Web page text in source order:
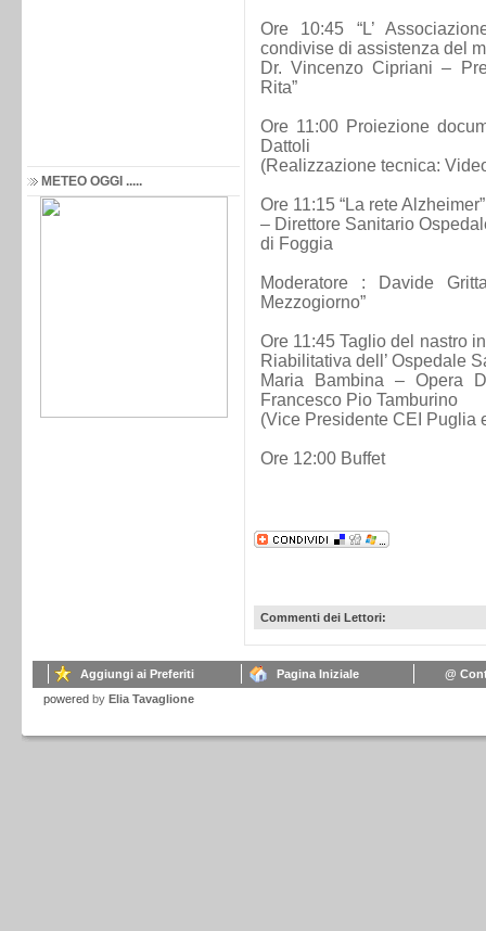
METEO OGGI .....
Ore 10:45 “L’
condivise di assistenza del
Dr. Vincenzo Cipriani –
Rita”
Ore 11:00 Proiezione
Dattoli
(Realizzazione tecnica:
Ore 11:15 “La rete
– Direttore Sanitario
di Foggia
Moderatore : Davide
Mezzogiorno”
Ore 11:45 Taglio del nastro
Riabilitativa dell’ Ospedale
Maria Bambina – Opera
Francesco Pio Tamburino
(Vice Presidente CEI Puglia
Ore 12:00 Buffet
Commenti dei Lettori:
Aggiungi ai Preferiti Pagina Iniziale
@
powered by Elia Tavaglione